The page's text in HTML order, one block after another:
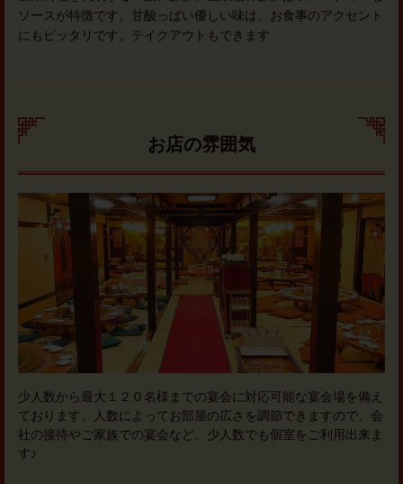
ソースが特徴です。甘酸っぱい優しい味は、お食事のアクセント
にもピッタリです。テイクアウトもできます
お店の雰囲気
少人数から最大１２０名様までの宴会に対応可能な宴会場を備え
ております。人数によってお部屋の広さを調節できますので、会
社の接待やご家族での宴会など。少人数でも個室をご利用出来ま
す♪